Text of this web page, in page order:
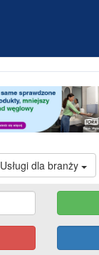
Usługi dla branży